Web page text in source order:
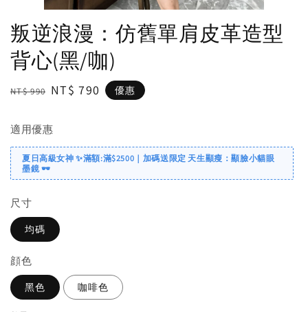
叛逆浪漫：仿舊單肩皮革造型
背心(黑/咖)
Regular
NT$ 990 Sale
NT$ 790 優惠
適用優惠
夏日高級女神 ✨滿額:滿$2500｜加碼送限定 天生顯瘦：顯臉小貓眼
墨鏡 🕶️
尺寸
均碼
顔色
黑色 咖啡色